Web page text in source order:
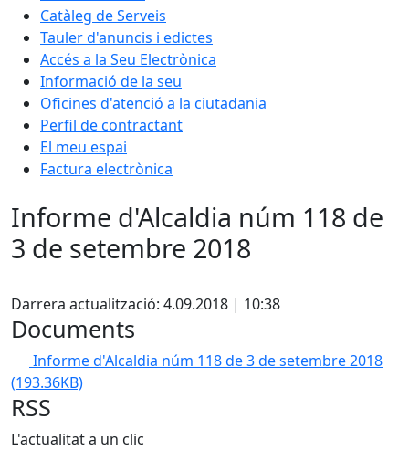
Catàleg de Serveis
Tauler d'anuncis i edictes
Accés a la Seu Electrònica
Informació de la seu
Oficines d'atenció a la ciutadania
Perfil de contractant
El meu espai
Factura electrònica
Informe d'Alcaldia núm 118 de
3 de setembre 2018
Darrera actualització: 4.09.2018 | 10:38
Documents
Informe d'Alcaldia núm 118 de 3 de setembre 2018
(193.36KB)
RSS
L'actualitat a un clic